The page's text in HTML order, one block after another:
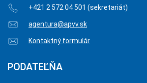
+421 2 572 04 501 (sekretariát)
agentura@apvv.sk
Kontaktný formulár
PODATEĽŇA